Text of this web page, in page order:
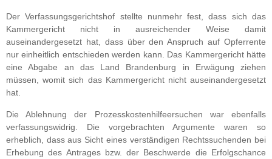
Der Verfassungsgerichtshof stellte nunmehr fest, dass sich das
Kammergericht nicht in ausreichender Weise damit
auseinandergesetzt hat, dass über den Anspruch auf Opferrente
nur einheitlich entschieden werden kann. Das Kammergericht hätte
eine Abgabe an das Land Brandenburg in Erwägung ziehen
müssen, womit sich das Kammergericht nicht auseinandergesetzt
hat.
Die Ablehnung der Prozesskostenhilfeersuchen war ebenfalls
verfassungswidrig. Die vorgebrachten Argumente waren so
erheblich, dass aus Sicht eines verständigen Rechtssuchenden bei
Erhebung des Antrages bzw. der Beschwerde die Erfolgschance